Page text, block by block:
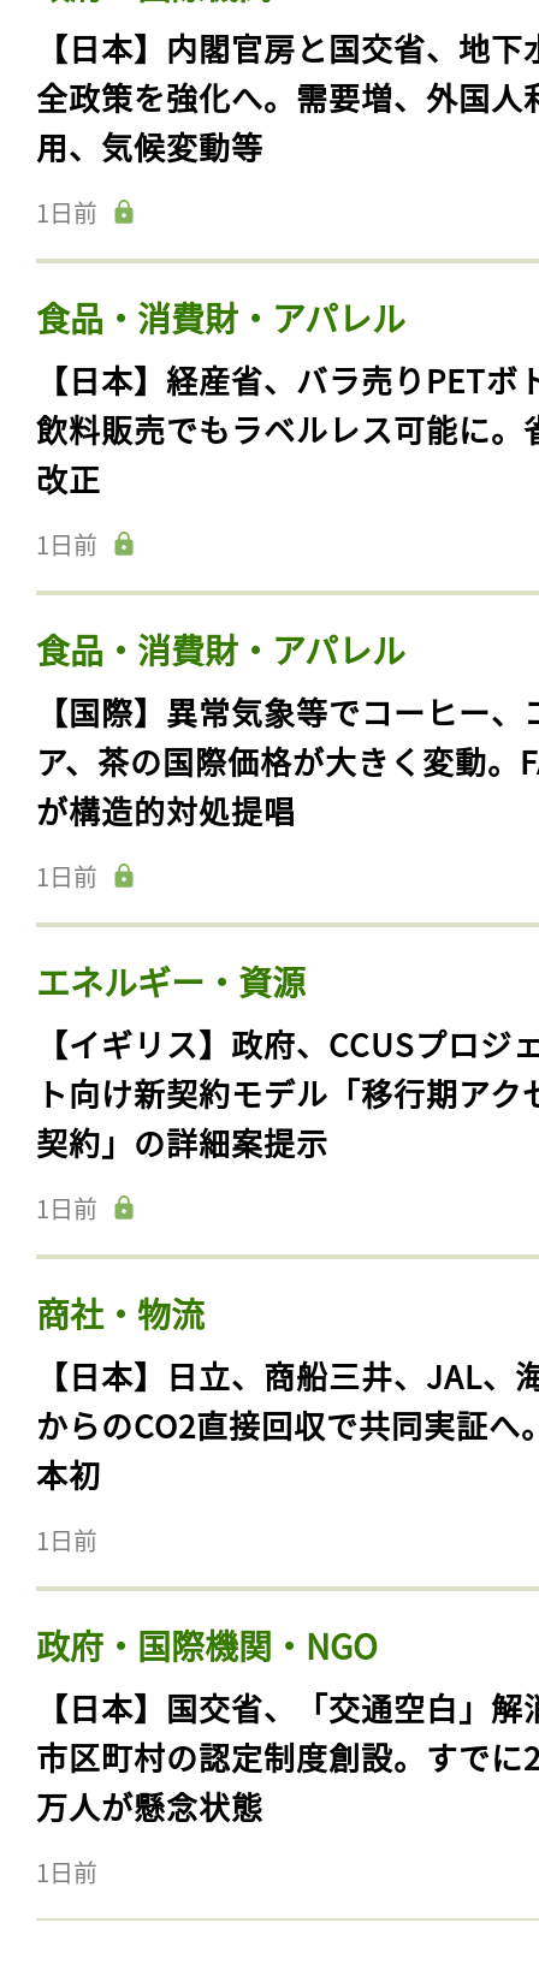
【日本】内閣官房と国交省、地下
全政策を強化へ。需要増、外国人
用、気候変動等
1日前
食品・消費財・アパレル
【日本】経産省、バラ売りPETボ
飲料販売でもラベルレス可能に。
改正
1日前
食品・消費財・アパレル
【国際】異常気象等でコーヒー、
ア、茶の国際価格が大きく変動。
が構造的対処提唱
1日前
エネルギー・資源
【イギリス】政府、CCUSプロジ
ト向け新契約モデル「移行期アク
契約」の詳細案提示
1日前
商社・物流
【日本】日立、商船三井、JAL、
からのCO2直接回収で共同実証へ
本初
1日前
政府・国際機関・NGO
【日本】国交省、「交通空白」解
市区町村の認定制度創設。すでに
万人が懸念状態
1日前